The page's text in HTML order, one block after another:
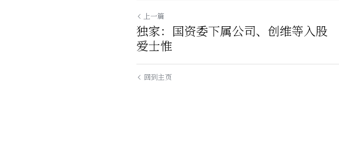
上一篇
独家：国资委下属公司、创维等入股
爱士惟
回到主页